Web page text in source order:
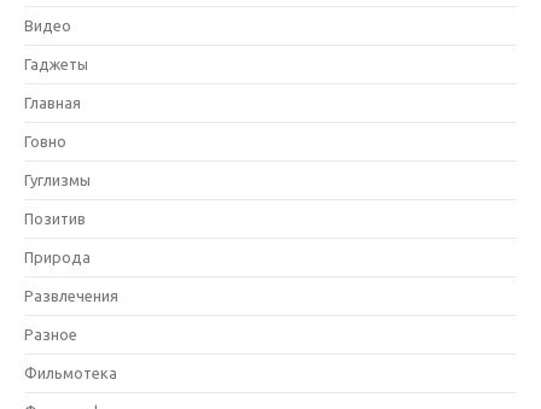
Видео
Гаджеты
Главная
Говно
Гуглизмы
Позитив
Природа
Развлечения
Разное
Фильмотека